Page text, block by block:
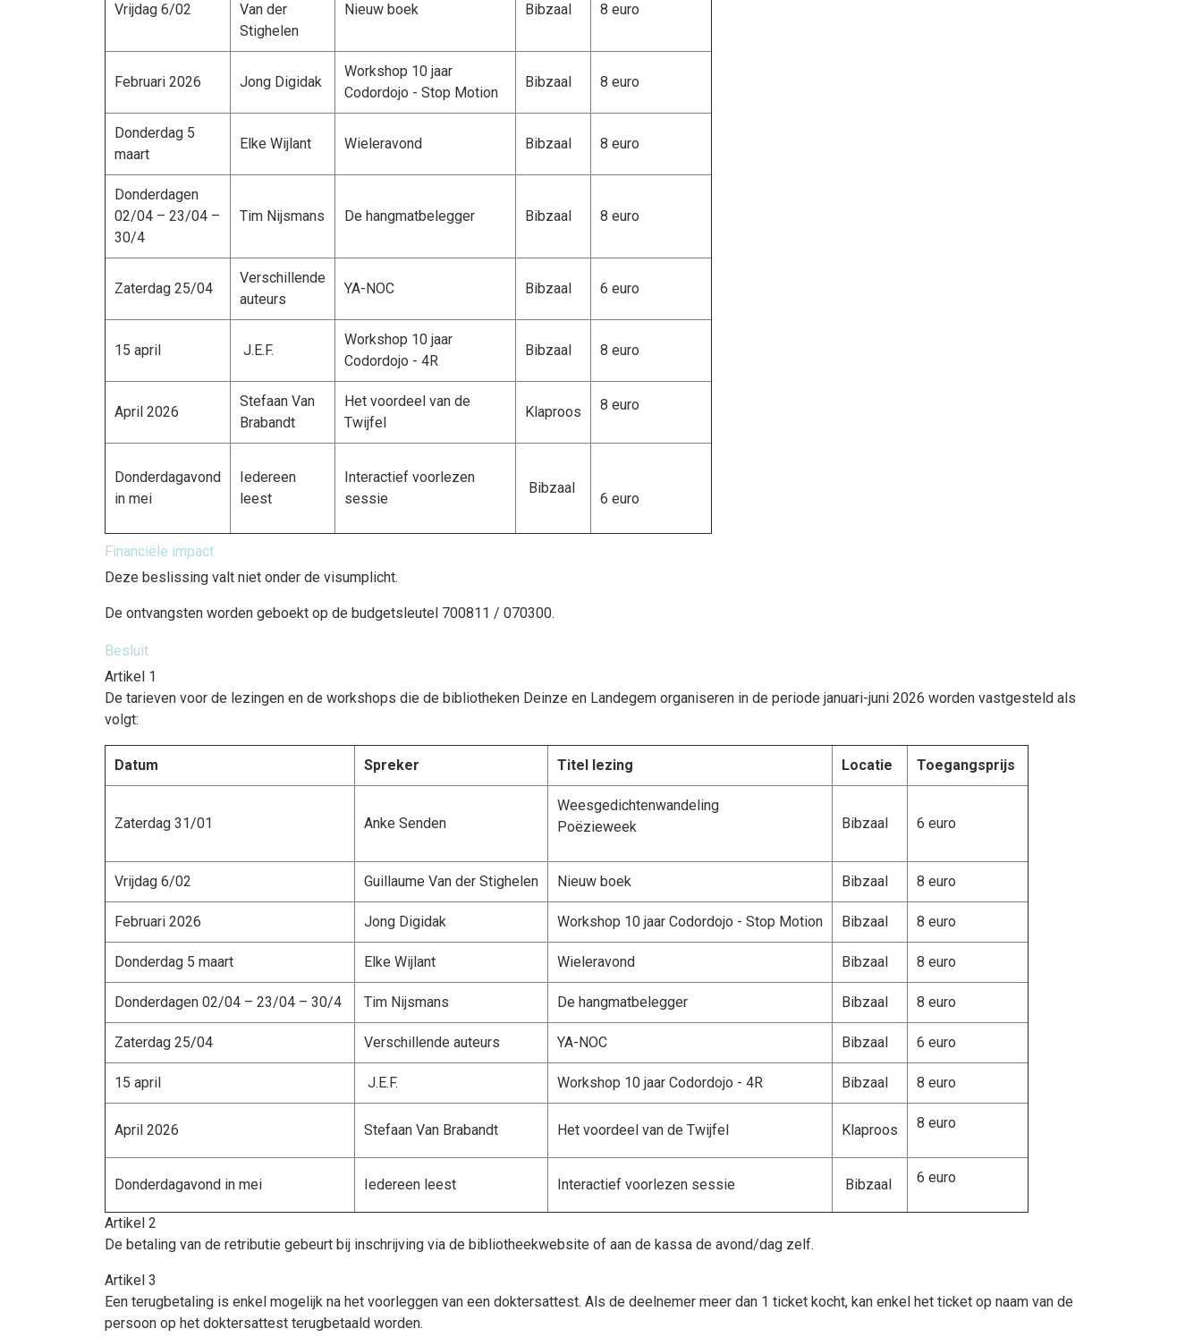
Vrijdag 6/02
Van der
Stighelen
Nieuw boek Bibzaal 8 euro
Februari 2026 Jong Digidak
Workshop 10 jaar
Codordojo - Stop Motion
Bibzaal 8 euro
Donderdag 5
maart
Elke Wijlant Wieleravond Bibzaal 8 euro
Donderdagen
02/04 – 23/04 –
30/4
Tim Nijsmans De hangmatbelegger Bibzaal 8 euro
Zaterdag 25/04
Verschillende
auteurs
YA-NOC Bibzaal 6 euro
15 april J.E.F.
Workshop 10 jaar
Codordojo - 4R
Bibzaal 8 euro
April 2026
Stefaan Van
Brabandt
Het voordeel van de
Twijfel
Klaproos 8 euro
Donderdagavond
in mei
Iedereen
leest
Interactief voorlezen
sessie
Bibzaal
6 euro
Financiële impact
Deze beslissing valt niet onder de visumplicht.
De ontvangsten worden geboekt op de budgetsleutel 700811 / 070300.
Besluit
Artikel 1
De tarieven voor de lezingen en de workshops die de bibliotheken Deinze en Landegem organiseren in de periode januari-juni 2026 worden vastgesteld als
volgt:
Datum Spreker Titel lezing Locatie Toegangsprijs
Zaterdag 31/01 Anke Senden
Weesgedichtenwandeling
Poëzieweek
Bibzaal 6 euro
Vrijdag 6/02 Guillaume Van der Stighelen Nieuw boek Bibzaal 8 euro
Februari 2026 Jong Digidak Workshop 10 jaar Codordojo - Stop Motion Bibzaal 8 euro
Donderdag 5 maart Elke Wijlant Wieleravond Bibzaal 8 euro
Donderdagen 02/04 – 23/04 – 30/4 Tim Nijsmans De hangmatbelegger Bibzaal 8 euro
Zaterdag 25/04 Verschillende auteurs YA-NOC Bibzaal 6 euro
15 april J.E.F. Workshop 10 jaar Codordojo - 4R Bibzaal 8 euro
April 2026 Stefaan Van Brabandt Het voordeel van de Twijfel Klaproos 8 euro
Donderdagavond in mei Iedereen leest Interactief voorlezen sessie Bibzaal 6 euro
Artikel 2
De betaling van de retributie gebeurt bij inschrijving via de bibliotheekwebsite of aan de kassa de avond/dag zelf.
Artikel 3
Een terugbetaling is enkel mogelijk na het voorleggen van een doktersattest. Als de deelnemer meer dan 1 ticket kocht, kan enkel het ticket op naam van de
persoon op het doktersattest terugbetaald worden.